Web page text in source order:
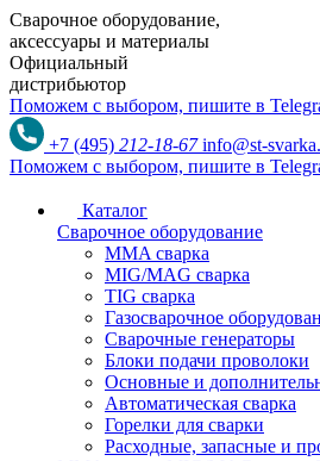
Сварочное оборудование,
аксессуары и материалы
Официальный
дистрибьютор
Поможем с выбором, пишите в
+7 (495) 212-18-67 info@st-
Поможем с выбором, пишите в
Каталог
Сварочное оборудование
MMA сварка
MIG/MAG сварка
TIG сварка
Газосварочное
Сварочные генераторы
Блоки подачи проволоки
Основные и
Автоматическая сварка
Горелки для сварки
Расходные, запасные и